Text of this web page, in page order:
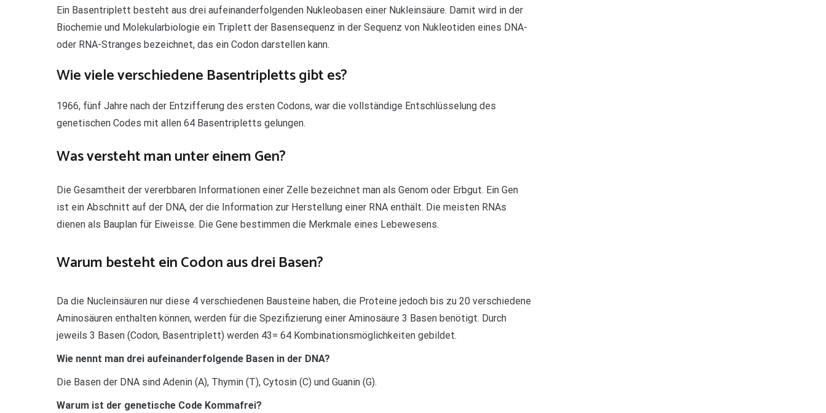
Ein Basentriplett besteht aus drei aufeinanderfolgenden Nukleobasen einer Nukleinsäure. Damit wird in der
Biochemie und Molekularbiologie ein Triplett der Basensequenz in der Sequenz von Nukleotiden eines DNA-
oder RNA-Stranges bezeichnet, das ein Codon darstellen kann.
Wie viele verschiedene Basentripletts gibt es?
1966, fünf Jahre nach der Entzifferung des ersten Codons, war die vollständige Entschlüsselung des
genetischen Codes mit allen 64 Basentripletts gelungen.
Was versteht man unter einem Gen?
Die Gesamtheit der vererbbaren Informationen einer Zelle bezeichnet man als Genom oder Erbgut. Ein Gen
ist ein Abschnitt auf der DNA, der die Information zur Herstellung einer RNA enthält. Die meisten RNAs
dienen als Bauplan für Eiweisse. Die Gene bestimmen die Merkmale eines Lebewesens.
Warum besteht ein Codon aus drei Basen?
Da die Nucleinsäuren nur diese 4 verschiedenen Bausteine haben, die Proteine jedoch bis zu 20 verschiedene
Aminosäuren enthalten können, werden für die Spezifizierung einer Aminosäure 3 Basen benötigt. Durch
jeweils 3 Basen (Codon, Basentriplett) werden 43= 64 Kombinationsmöglichkeiten gebildet.
Wie nennt man drei aufeinanderfolgende Basen in der DNA?
Die Basen der DNA sind Adenin (A), Thymin (T), Cytosin (C) und Guanin (G).
Warum ist der genetische Code Kommafrei?